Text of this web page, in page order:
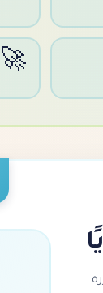
🚀